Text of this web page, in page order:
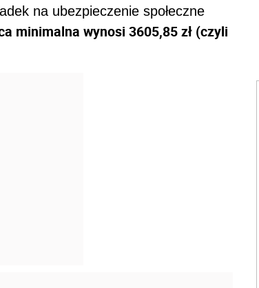
na ubezpieczenie społeczne
minimalna wynosi 3605,85 zł (czyli